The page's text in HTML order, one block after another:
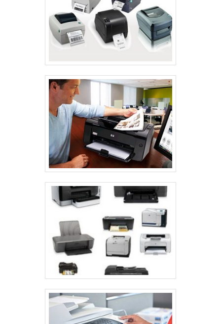
USO ADEQUADO PARA MELHOR
DESEMPENHO
Para garantir que uma impressora colorida com
fundamental ajustar as configurações da impressora,
selecionar o papel correto e utilizar modos de
impressão que conservem tinta. Esses passos não só
melhoram a qualidade das impressões, mas também
prolongam a vida útil do equipamento.
CONFIGURAÇÕES IDEAIS
Primeiramente, configure a impressora para o modo
de alta qualidade ao imprimir fotos e gráficos. Isso
garante a melhor reprodução das cores e detalhes.
Ajustar a resolução também é importante; por
exemplo, uma DPI maior proporciona impressões
mais nítidas. Experimente diferentes perfis de
impressão para ver como cada um afeta o resultado
final. Salvar as configurações preferidas facilita o uso
em trabalhos futuros, permitindo acesso rápido às
suas definições ideais.
TIPOS DE PAPEL RECOMENDADOS
Papel fotográfico brilhante: ideal para fotos com cores